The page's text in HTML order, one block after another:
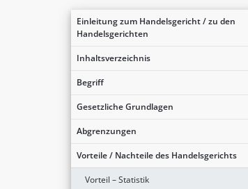
Einleitung zum Handelsgericht / zu den
Handelsgerichten
Inhaltsverzeichnis
Begriff
Gesetzliche Grundlagen
Abgrenzungen
Vorteile / Nachteile des Handelsgerichts
Vorteil – Statistik